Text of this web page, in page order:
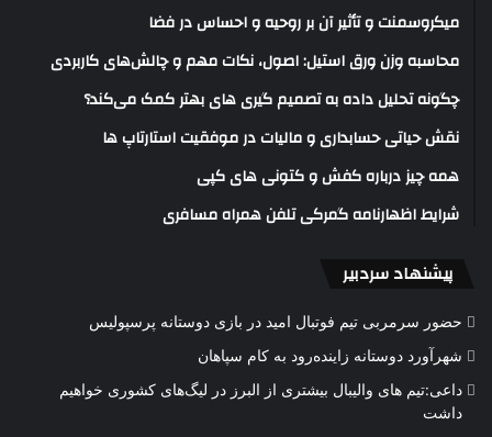
میکروسمنت و تأثیر آن بر روحیه و احساس در فضا
محاسبه وزن ورق استیل: اصول، نکات مهم و چالش‌های کاربردی
چگونه تحلیل داده به تصمیم گیری های بهتر کمک می‌کند؟
نقش حیاتی حسابداری و مالیات در موفقیت استارتاپ ها
همه چیز درباره کفش و کتونی های کپی
شرایط اظهارنامه گمرکی تلفن همراه مسافری
پیشنهاد سردبیر
حضور سرمربی تیم فوتبال امید در بازی دوستانه پرسپولیس
شهرآورد دوستانه زاینده‌رود به کام سپاهان
داعی:تیم های والیبال بیشتری از البرز در لیگ‌های کشوری خواهیم
داشت